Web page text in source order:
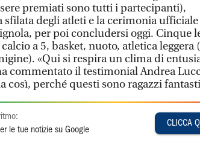
premiati sono tutti i partecipanti),
sfilata degli atleti e la cerimonia ufficiale
per poi concludersi oggi. Cinque
a 5, basket, nuoto, atletica leggera
«Qui si respira un clima di
commentato il testimonial Andrea
così, perché questi sono ragazzi
le tue notizie su Google
CLICCA